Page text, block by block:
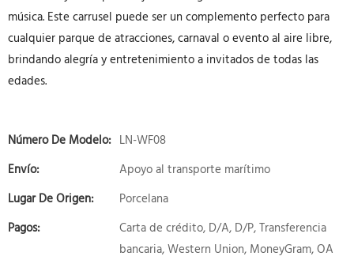
música. Este carrusel puede ser un complemento perfecto para
cualquier parque de atracciones, carnaval o evento al aire libre,
brindando alegría y entretenimiento a invitados de todas las
edades.
Número De Modelo: LN-WF08
Envío:
Apoyo al transporte marítimo
Lugar De Origen:
Porcelana
Pagos:
Carta de crédito, D/A, D/P, Transferencia
bancaria, Western Union, MoneyGram, OA